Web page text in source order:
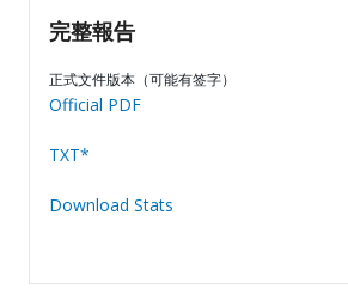
完整報告
正式文件版本（可能有签字）
Official PDF
TXT*
Download Stats